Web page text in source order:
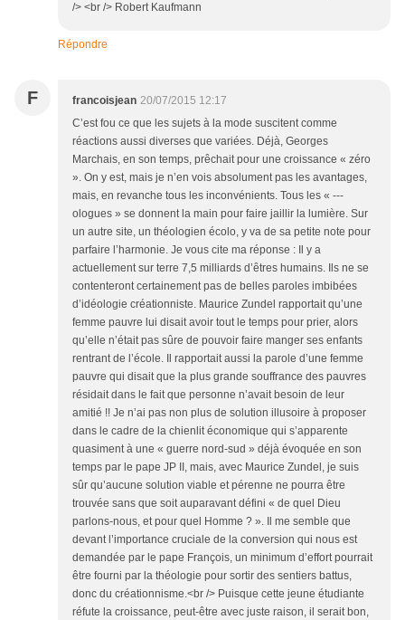
/> <br /> Robert Kaufmann
Répondre
F francoisjean 20/07/2015 12:17
C’est fou ce que les sujets à la mode suscitent comme
réactions aussi diverses que variées. Déjà, Georges
Marchais, en son temps, prêchait pour une croissance « zéro
». On y est, mais je n’en vois absolument pas les avantages,
mais, en revanche tous les inconvénients. Tous les « ---
ologues » se donnent la main pour faire jaillir la lumière. Sur
un autre site, un théologien écolo, y va de sa petite note pour
parfaire l’harmonie. Je vous cite ma réponse : Il y a
actuellement sur terre 7,5 milliards d’êtres humains. Ils ne se
contenteront certainement pas de belles paroles imbibées
d’idéologie créationniste. Maurice Zundel rapportait qu’une
femme pauvre lui disait avoir tout le temps pour prier, alors
qu’elle n’était pas sûre de pouvoir faire manger ses enfants
rentrant de l’école. Il rapportait aussi la parole d’une femme
pauvre qui disait que la plus grande souffrance des pauvres
résidait dans le fait que personne n’avait besoin de leur
amitié !! Je n’ai pas non plus de solution illusoire à proposer
dans le cadre de la chienlit économique qui s’apparente
quasiment à une « guerre nord-sud » déjà évoquée en son
temps par le pape JP II, mais, avec Maurice Zundel, je suis
sûr qu’aucune solution viable et pérenne ne pourra être
trouvée sans que soit auparavant défini « de quel Dieu
parlons-nous, et pour quel Homme ? ». Il me semble que
devant l’importance cruciale de la conversion qui nous est
demandée par le pape François, un minimum d’effort pourrait
être fourni par la théologie pour sortir des sentiers battus,
donc du créationnisme.<br /> Puisque cette jeune étudiante
réfute la croissance, peut-être avec juste raison, il serait bon,